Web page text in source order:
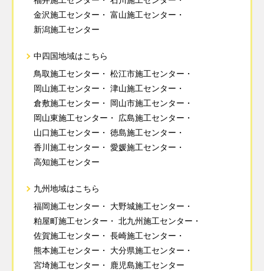
金沢施工センター
富山施工センター
新潟施工センター
中四国地域はこちら
鳥取施工センター
松江市施工センター
岡山施工センター
津山施工センター
倉敷施工センター
岡山市施工センター
岡山東施工センター
広島施工センター
山口施工センター
徳島施工センター
香川施工センター
愛媛施工センター
高知施工センター
九州地域はこちら
福岡施工センター
大野城施工センター
粕屋町施工センター
北九州施工センター
佐賀施工センター
長崎施工センター
熊本施工センター
大分県施工センター
宮埼施工センター
鹿児島施工センター